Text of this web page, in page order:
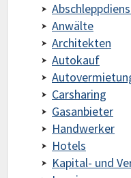
Anwälte
Architekten
Autokauf
Carsharing
Gasanbieter
Handwerker
Hotels
Kapital- und